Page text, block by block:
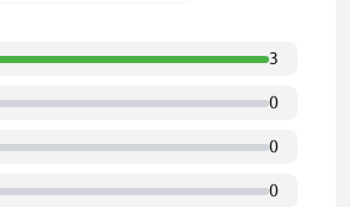
3
0
0
0